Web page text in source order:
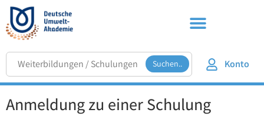
Suchen.. Konto
Anmeldung zu einer Schulung